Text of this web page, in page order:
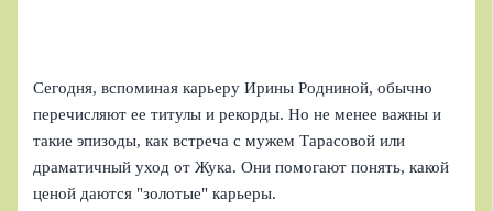
Сегодня, вспоминая карьеру Ирины Родниной, обычно
перечисляют ее титулы и рекорды. Но не менее важны и
такие эпизоды, как встреча с мужем Тарасовой или
драматичный уход от Жука. Они помогают понять, какой
ценой даются "золотые" карьеры.